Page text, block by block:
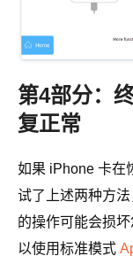
第4部分：
复正常
如果 iPhone 卡在
试了上述两种方
的操作可能会损
以使用标准模式